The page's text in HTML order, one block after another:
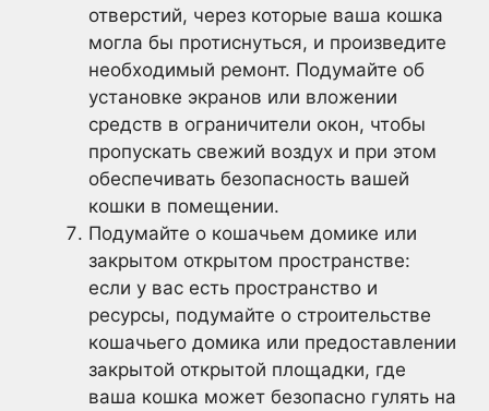
отверстий, через которые ваша кошка
могла бы протиснуться, и произведите
необходимый ремонт. Подумайте об
установке экранов или вложении
средств в ограничители окон, чтобы
пропускать свежий воздух и при этом
обеспечивать безопасность вашей
кошки в помещении.
Подумайте о кошачьем домике или
закрытом открытом пространстве:
если у вас есть пространство и
ресурсы, подумайте о строительстве
кошачьего домика или предоставлении
закрытой открытой площадки, где
ваша кошка может безопасно гулять на